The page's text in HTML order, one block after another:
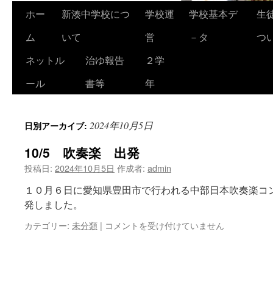
ホー
ム
新湊中学校につ
いて
学校運
営
学校基本デ
－タ
生
つ
ネットル
ール
治ゆ報告
書等
２学
年
日別アーカイブ: 2024年10月5日
10/5 吹奏楽 出発
投稿日: 2024年10月5日 作成者: admin
１０月６日に愛知県豊田市で行われる中部日本吹奏楽
発しました。
カテゴリー: 未分類 | 10/5
コメントを受け付けていません